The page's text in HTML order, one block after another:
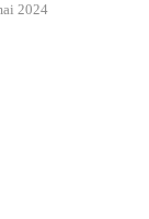
2024